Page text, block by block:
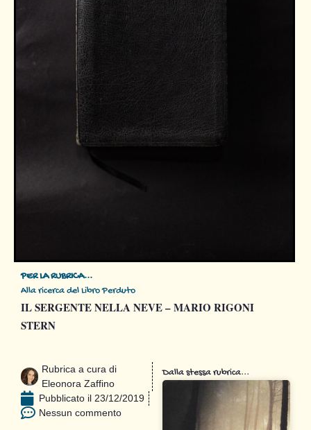
PER LA RUBRICA...
Alla ricerca del Libro Perduto
IL SERGENTE NELLA NEVE – MARIO RIGONI
STERN
Rubrica a cura di
Eleonora Zaffino
Pubblicato il 23/12/2019
Nessun commento
Dalla stessa rubrica...